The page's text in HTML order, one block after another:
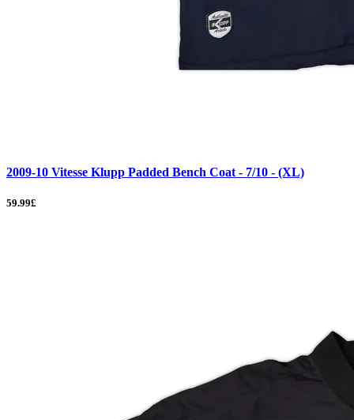
2009-10 Vitesse Klupp Padded Bench Coat - 7/10 - (XL)
59.99£